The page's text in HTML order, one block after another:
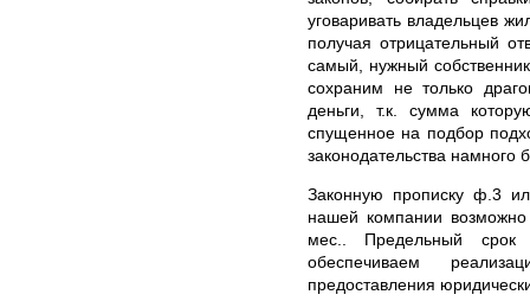
уговаривать владельцев
получая отрицательный
самый, нужный
сохраним не только
деньги, т.к. сумма
спущенное на подбор
законодательства намного
Законную прописку ф.3
нашей компании
мес.. Предельный
обеспечиваем
предоставления